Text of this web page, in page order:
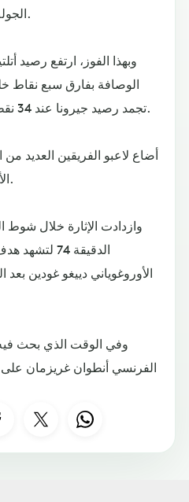
الجولة الثلاثين للمسابقة المحلية.
الوصافة بفارق سبع نقاط
تجمد رصيد جيرونا عند 34 نقطة في المركز الثالث عشر.
أضاع لاعبو الفريقين العديد
الأول لينتهي بالتعادل السلبي.
وازدادت الإثارة خلال شوط
الدقيقة 74
الأوروغوياني دييغو غودين بعد
وفي الوقت الذي بحث
الفرنسي أنطوان غريزمان على